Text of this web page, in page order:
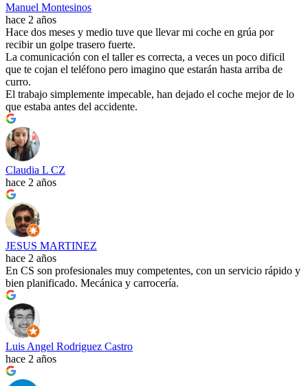
Manuel Montesinos
hace 2 años
Hace dos meses y medio tuve que llevar mi coche en grúa por
recibir un golpe trasero fuerte.
La comunicación con el taller es correcta, a veces un poco dificil
que te cojan el teléfono pero imagino que estarán hasta arriba de
curro.
El trabajo simplemente impecable, han dejado el coche mejor de lo
que estaba antes del accidente.
Claudia L CZ
hace 2 años
JESUS MARTINEZ
hace 2 años
En CS son profesionales muy competentes, con un servicio rápido y
bien planificado. Mecánica y carrocería.
Luis Angel Rodriguez Castro
hace 2 años